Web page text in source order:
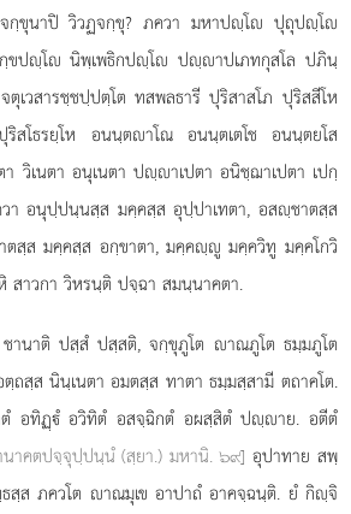
ขุนาปิ วิวฏจกฺขุ? ภควา มหาปฺโ ปุถุปฺโ
ปฺโ นิพฺเพธิกปฺโ ปฺาปเภทกุสโล ปภินฺ
เวสารชฺชปฺปตฺโต ทสพลธารี ปุริสาสโภ ปุริสสีโห
สโธรยฺโห อนนฺตาโณ อนนฺตเตโช อนนฺตยโส
วิเนตา อนุเนตา ปฺาเปตา อนิชฺฌาเปตา เปกฺ
า อนุปฺปนฺนสฺส มคฺคสฺส อุปฺปาเทตา, อสฺชาตสฺส
สฺส มคฺคสฺส อกฺขาตา, มคฺคฺู มคฺควิทู มคฺคโกวิ
สาวกา วิหรนฺติ ปจฺฉา สมนฺนาคตา.
านาติปสฺสํ ปสฺสติ, จกฺขุภูโต าณภูโต ธมฺมภูโต
ถสฺส นินฺเนตา อมตสฺส ทาตา ธมฺมสฺสามี ตถาคโต.
อทิฏฺํ อวิทิตํ อสจฺฉิกตํ อผสฺสิตํ ปฺาย. อตีตํ
นาคตปจฺจุปฺปนฺนํ (สฺยา.) มหานิ. ๖๙] อุปาทาย สพฺ
สฺส ภควโต าณมุเข อาปาถํ อาคจฺฉนฺติ. ยํ กิฺจิ